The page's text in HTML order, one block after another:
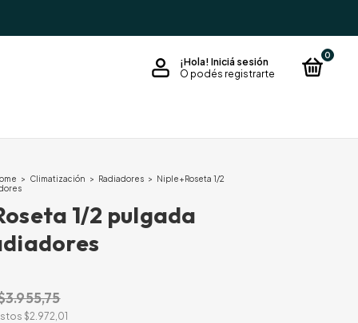
¡Hola! Iniciá sesión
O podés registrarte
0
> Climatización > Radiadores > Niple+Roseta 1/2
1/2 pulgada
$2.972,01